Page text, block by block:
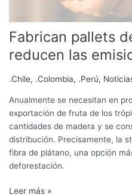
Fabrican pallets
reducen las
.Chile, .Colombia, .Perú,
Anualmente se necesitan en
exportación de fruta de los
cantidades de madera y se
distribución. Precisamente, la
fibra de plátano, una opción
deforestación.
Leer más »